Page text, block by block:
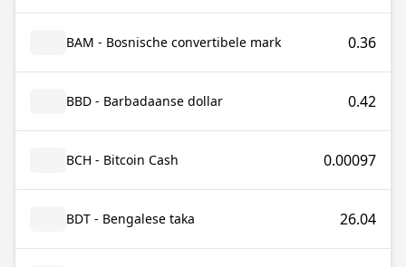
BAM - Bosnische convertibele mark 0.36
BBD - Barbadaanse dollar 0.42
BCH - Bitcoin Cash 0.00097
BDT - Bengalese taka 26.04